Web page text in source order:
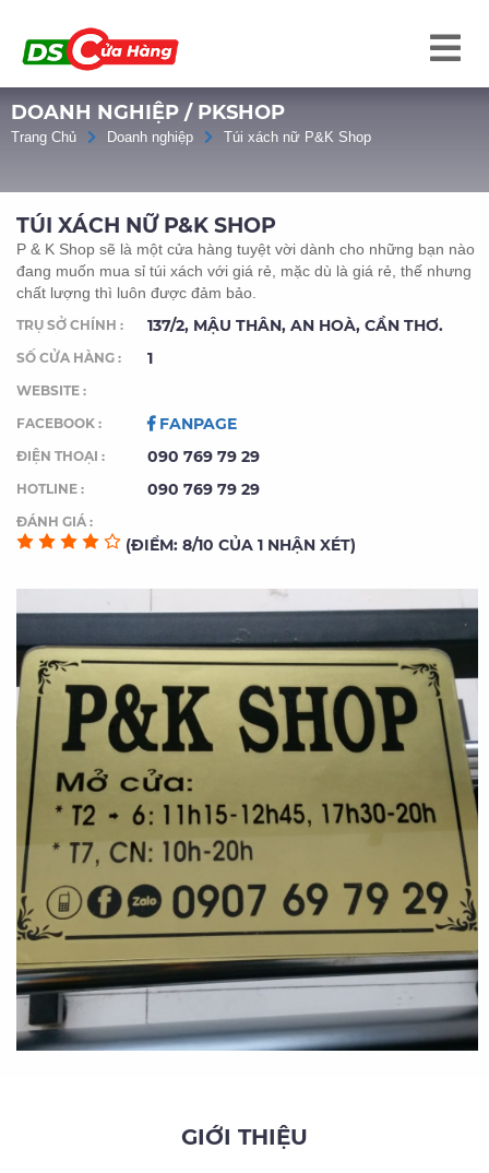
DOANH NGHIỆP / PKSHOP
Trang Chủ Doanh nghiệp Túi xách nữ P&K Shop
TÚI XÁCH NỮ P&K SHOP
P & K Shop sẽ là một cửa hàng tuyệt vời dành cho những bạn nào
đang muốn mua sỉ túi xách với giá rẻ, mặc dù là giá rẻ, thế nhưng
chất lượng thì luôn được đảm bảo.
TRỤ SỞ CHÍNH : 137/2, MẬU THÂN, AN HOÀ, CẦN THƠ.
SỐ CỬA HÀNG : 1
WEBSITE :
FACEBOOK :
FANPAGE
ĐIỆN THOẠI : 090 769 79 29
HOTLINE : 090 769 79 29
ĐÁNH GIÁ :
(ĐIỂM: 8/10 CỦA 1 NHẬN XÉT)
GIỚI THIỆU